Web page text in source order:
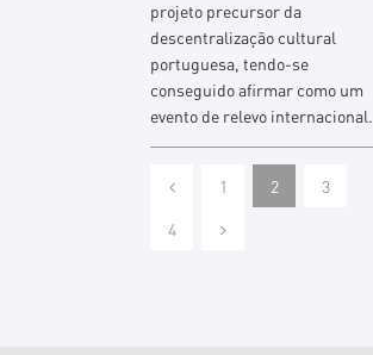
projeto precursor da
descentralização cultural
portuguesa, tendo-se
conseguido afirmar como um
evento de relevo internacional.
1 2
3
4